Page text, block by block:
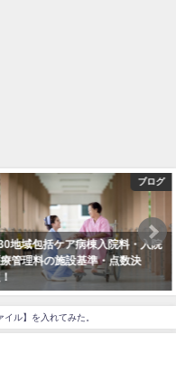
ブログ
生局による個別指導を受けてわ
たこと。少しアドバイスを。
年5月16日
ル】を入れてみた。